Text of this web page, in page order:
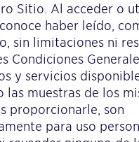
Sitio. Al acceder o
haber leído,
sin limitaciones ni
Condiciones
y servicios
las muestras de los
proporcionarle, son
para uso